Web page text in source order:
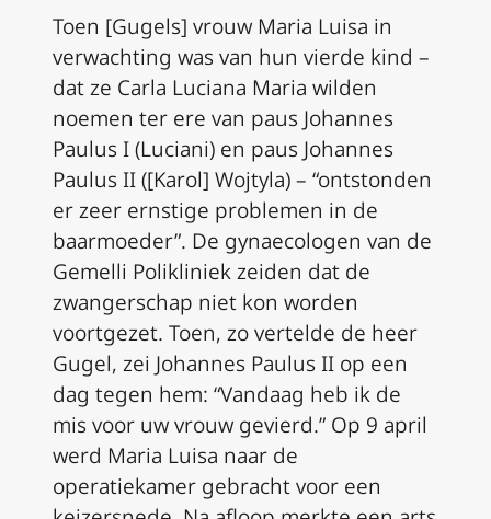
Toen [Gugels] vrouw Maria Luisa in
verwachting was van hun vierde kind –
dat ze Carla Luciana Maria wilden
noemen ter ere van paus Johannes
Paulus I (Luciani) en paus Johannes
Paulus II ([Karol] Wojtyla) – “ontstonden
er zeer ernstige problemen in de
baarmoeder”. De gynaecologen van de
Gemelli Polikliniek zeiden dat de
zwangerschap niet kon worden
voortgezet. Toen, zo vertelde de heer
Gugel, zei Johannes Paulus II op een
dag tegen hem: “Vandaag heb ik de
mis voor uw vrouw gevierd.” Op 9 april
werd Maria Luisa naar de
operatiekamer gebracht voor een